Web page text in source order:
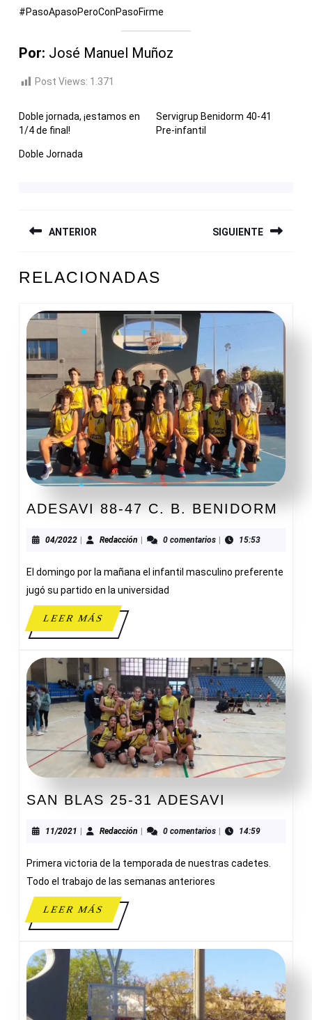
#PasoApasoPeroConPasoFirme
Por: José Manuel Muñoz
Post Views: 1.371
Doble jornada, ¡estamos en
1/4 de final!
Servigrup Benidorm 40-41
Pre-infantil
Doble Jornada
DE
ANTERIOR
anterior:
SIGUIENTE
entrada:
RELACIONADAS
ADESAVI 88-47 C. B. BENIDORM
B.
04/202204/2022Redacción Redacción0 comentarios 15:53
El domingo por la mañana el infantil masculino preferente
jugó su partido en la universidad
LEER MÁSLEER
MÁS
SAN BLAS 25-31 ADESAVI
25-
ADESAVI
11/2021 11/2021Redacción Redacción0 comentarios 14:59
Primera victoria de la temporada de nuestras cadetes.
Todo el trabajo de las semanas anteriores
LEER MÁSLEER
MÁS